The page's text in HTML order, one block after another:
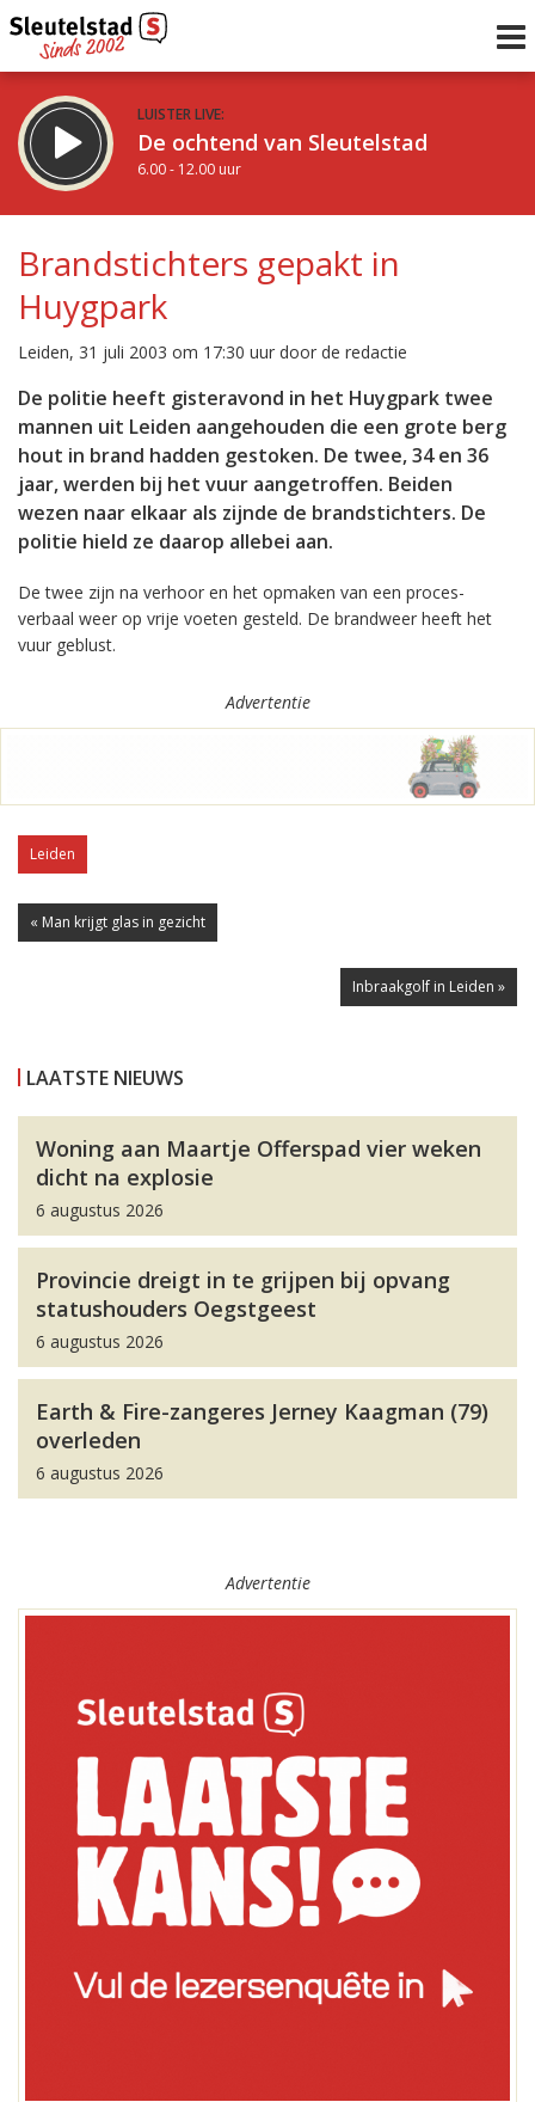
LUISTER LIVE:
De ochtend van Sleutelstad
6.00 - 12.00 uur
De middag van Sleutelstad
12.00 - 18.00 uur
Vorig uur
Inklappen
Brandstichters gepakt in
Huygpark
Leiden, 31 juli 2003 om 17:30 uur door de redactie
De politie heeft gisteravond in het Huygpark twee
mannen uit Leiden aangehouden die een grote berg
hout in brand hadden gestoken. De twee, 34 en 36
jaar, werden bij het vuur aangetroffen. Beiden
wezen naar elkaar als zijnde de brandstichters. De
politie hield ze daarop allebei aan.
De twee zijn na verhoor en het opmaken van een proces-
verbaal weer op vrije voeten gesteld. De brandweer heeft het
vuur geblust.
Advertentie
Leiden
« Man krijgt glas in gezicht
Inbraakgolf in Leiden »
LAATSTE NIEUWS
Woning aan Maartje Offerspad vier weken
dicht na explosie
6 augustus 2026
Provincie dreigt in te grijpen bij opvang
statushouders Oegstgeest
6 augustus 2026
Earth & Fire-zangeres Jerney Kaagman (79)
overleden
6 augustus 2026
Advertentie